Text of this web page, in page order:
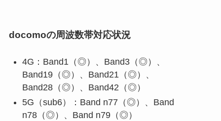
docomoの周波数帯対応状況
4G：Band1（◎）、Band3（◎）、
Band19（◎）、Band21（◎）、
Band28（◎）、Band42（◎）
5G（sub6）：Band n77（◎）、Band
n78（◎）、Band n79（◎）